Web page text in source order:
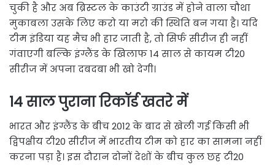
चुकी है और अब ब्रिस्टल के काउंटी ग्राउंड में होने वाला चौथा
मुकाबला उसके लिए करो या मरो की स्थिति बन गया है। यदि
टीम इंडिया यह मैच भी हार जाती है, तो सिर्फ सीरीज ही नहीं
गंवाएगी बल्कि इंग्लैंड के खिलाफ 14 साल से कायम टी20
सीरीज में अपना दबदबा भी खो देगी।
14 साल पुराना रिकॉर्ड खतरे में
भारत और इंग्लैंड के बीच 2012 के बाद से खेली गई किसी भी
द्विपक्षीय टी20 सीरीज में भारतीय टीम को हार का सामना नहीं
करना पड़ा है। इस दौरान दोनों देशों के बीच कुल छह टी20